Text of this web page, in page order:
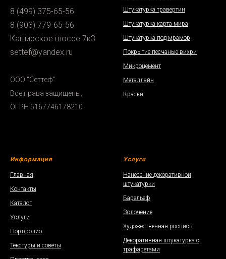
8 (499) 375-65-56
8 (903) 779-65-56
Каширское шоссе 7к3
settef@yandex.ru
ООО "Сеттеф"
Все права защищены.
ОГРН 5167746178210
Штукатурка травертин
Штукатурка карта мира
Штукатурка под мрамор
Покрытие песчаные вихри
Микроцемент
Металлайн
Краски
Информация
Главная
Контакты
Каталог
Услуги
Портфолио
Текстуры и советы
Услуги
Нанесение декоративной
штукатурки
Барельеф
Золочение
Художественная роспись
Декоративная штукатурка с
трафаретами